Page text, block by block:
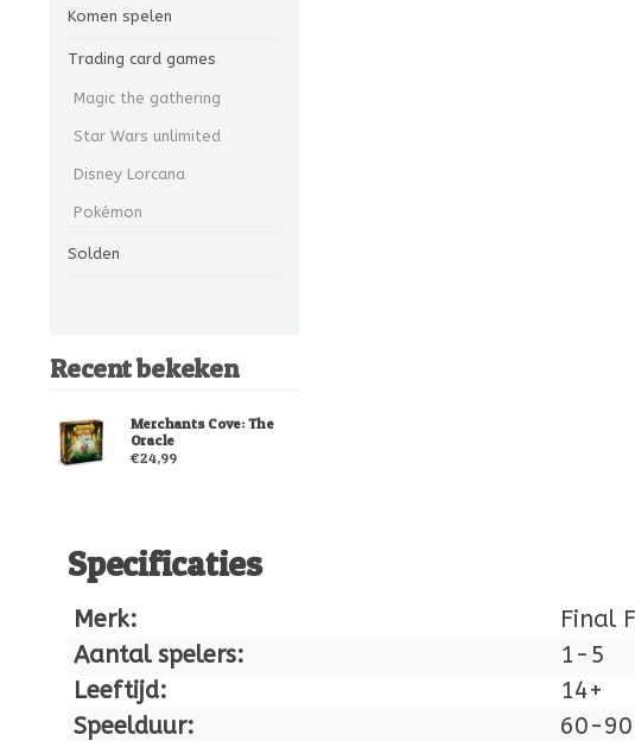
Komen spelen
Trading card games
Magic the gathering
Star Wars unlimited
Disney Lorcana
Pokémon
Solden
Recent bekeken
Merchants Cove: The
Oracle
€24,99
Specificaties
Merk:
Final
Aantal spelers:
1-5
Leeftijd:
14+
Speelduur:
60-